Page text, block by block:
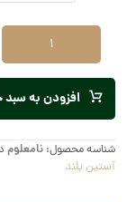
افزودن به سبد
شناسه محصول:نامعلوم
آستین بلند